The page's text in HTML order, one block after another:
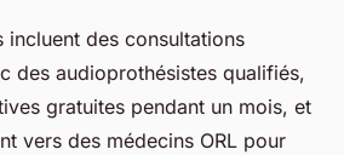
incluent des consultations
des audioprothésistes qualifiés,
gratuites pendant un mois, et
vers des médecins ORL pour